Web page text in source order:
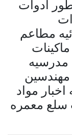
ادوات
مطاعم
مواد
معمره